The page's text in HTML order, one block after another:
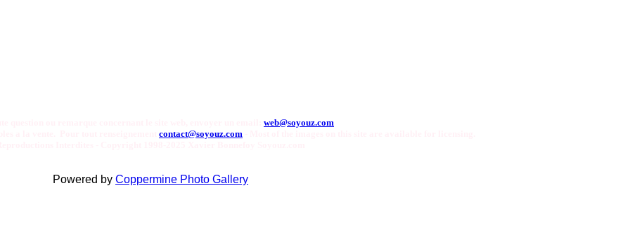
web@soyouz.com
contact@soyouz.com
Powered by Coppermine Photo Gallery